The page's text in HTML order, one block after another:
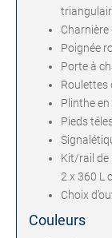
Poignée
Porte à
Roulettes
Plinthe
Pieds
Kit/rail de
2 x 360 L
Choix
Couleurs